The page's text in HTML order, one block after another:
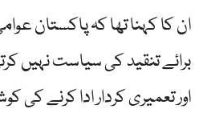
ان کا کہنا تھا کہ پاکستان
برائے تنقید کی سیاست نہیں
اور تعمیری کردار ادا کرنے